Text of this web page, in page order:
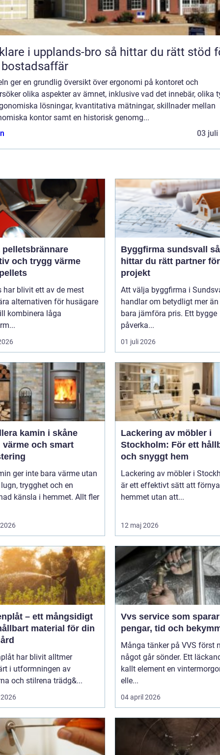
i upplands-bro så hittar du rätt stöd för
ger en grundlig översikt över ergonomi på kontoret och
olika aspekter av ämnet, inklusive vad det innebär, olika
lösningar, kvantitativa mätningar, skillnader mellan
kontor samt en historisk genomg...
03 juli
pelletsbrännare
och trygg värme
har blivit ett av de mest
alternativen för husägare
kombinera låga
Byggfirma sundsvall så
hittar du rätt partner
projekt
Att välja byggfirma i
handlar om betydligt mer
bara jämföra pris. Ett bygge
påverka...
01 juli 2026
kamin i skåne
värme och smart
ger inte bara värme utan
trygghet och en
känsla i hemmet. Allt fler
Lackering av möbler i
Stockholm: För ett
och snyggt hem
Lackering av möbler i
är ett effektivt sätt att förnya
hemmet utan att...
12 maj 2026
– ett mångsidigt
material för din
har blivit alltmer
i utformningen av
och stilrena trädg&...
Vvs service som sparar
pengar, tid och
Många tänker på VVS först
något går sönder. Ett
kallt element en
elle...
04 april 2026